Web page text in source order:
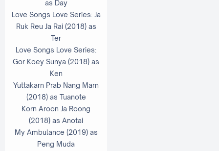
as Day
Love Songs Love Series: Ja
Ruk Reu Ja Rai (2018) as
Ter
Love Songs Love Series:
Gor Koey Sunya (2018) as
Ken
Yuttakarn Prab Nang Marn
(2018) as Tuanote
Korn Aroon Ja Roong
(2018) as Anotai
My Ambulance (2019) as
Peng Muda